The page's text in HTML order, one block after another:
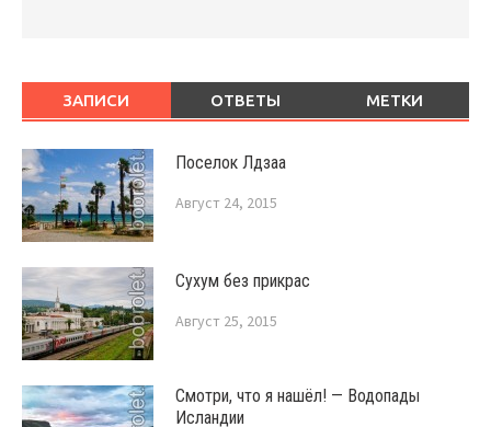
ЗАПИСИ ОТВЕТЫ МЕТКИ
Поселок Лдзаа
Август 24, 2015
Сухум без прикрас
Август 25, 2015
Смотри, что я нашёл! — Водопады
Исландии